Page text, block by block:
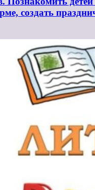
создать